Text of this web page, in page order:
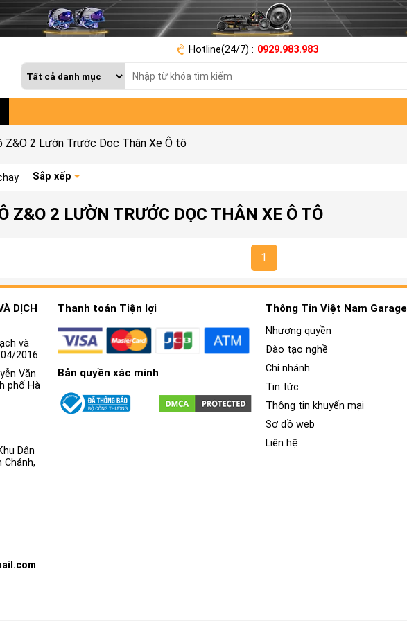
Hotline(24/7) : 0929.983.983
Z&O 2 Lườn Trước Dọc Thân Xe Ô tô
Sắp xếp
Z&O 2 LƯỜN TRƯỚC DỌC THÂN XE Ô TÔ
1
DỊCH
và
2016
Văn
phố Hà
Dân
Chánh,
Thanh toán Tiện lợi
Bản quyền xác minh
Thông Tin Việt Nam Garage
Nhượng quyền
Đào tạo nghề
Chi nhánh
Tin tức
Thông tin khuyến mại
Sơ đồ web
Liên hệ